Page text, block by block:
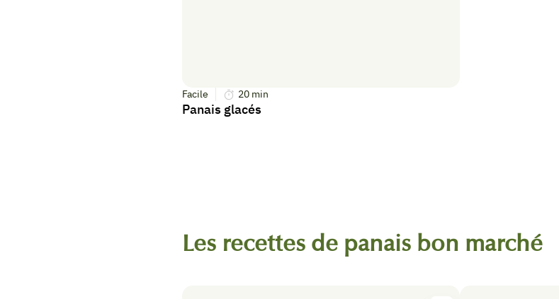
Facile 20 min
Panais glacés
Les recettes de panais bon marché